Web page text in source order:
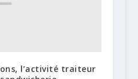
l’activité traiteur